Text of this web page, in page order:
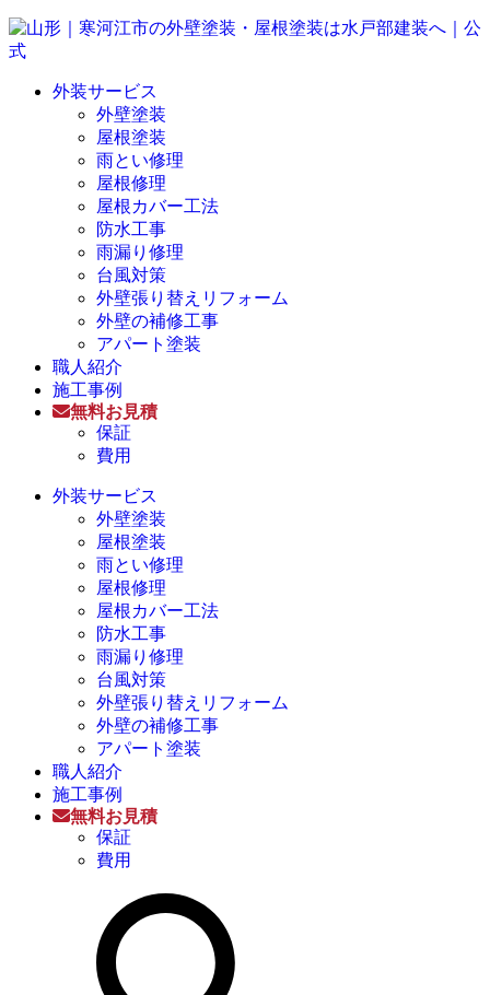
外装サービス
外壁塗装
屋根塗装
雨とい修理
屋根修理
屋根カバー工法
防水工事
雨漏り修理
台風対策
外壁張り替えリフォーム
外壁の補修工事
アパート塗装
職人紹介
施工事例
無料お見積
保証
費用
外装サービス
外壁塗装
屋根塗装
雨とい修理
屋根修理
屋根カバー工法
防水工事
雨漏り修理
台風対策
外壁張り替えリフォーム
外壁の補修工事
アパート塗装
職人紹介
施工事例
無料お見積
保証
費用